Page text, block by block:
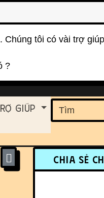
Chúng tôi có vài trợ
?
Giúp
More
Chia sẻ